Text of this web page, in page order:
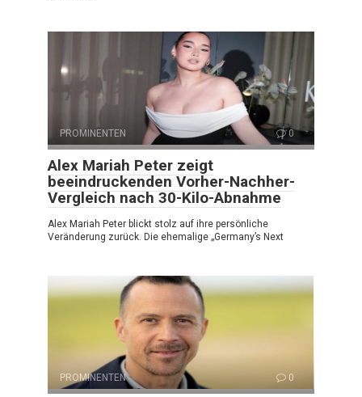
PROMINENTEN 0
Alex Mariah Peter zeigt
beeindruckenden Vorher-Nachher-
Vergleich nach 30-Kilo-Abnahme
Alex Mariah Peter blickt stolz auf ihre persönliche
Veränderung zurück. Die ehemalige „Germany’s Next
PROMINENTEN 0